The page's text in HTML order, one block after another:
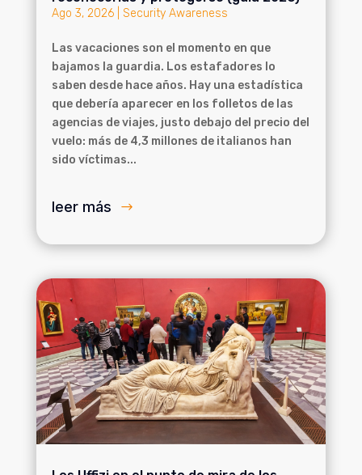
Ago 3, 2026| Security Awareness
Las vacaciones son el momento en que
bajamos la guardia. Los estafadores lo
saben desde hace años. Hay una estadística
que debería aparecer en los folletos de las
agencias de viajes, justo debajo del precio del
vuelo: más de 4,3 millones de italianos han
sido víctimas...
leer más